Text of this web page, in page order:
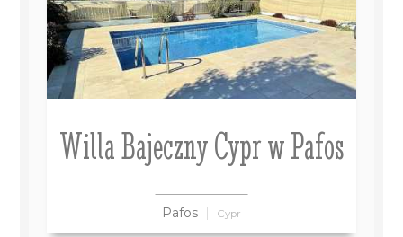
Willa Bajeczny Cypr w Pafos
Pafos Cypr